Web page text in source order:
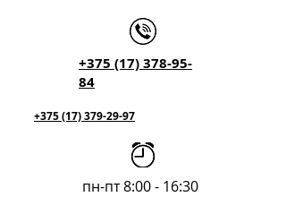
+375 (17) 378-95-
84
пн-пт 8:00 - 16:30
+375 (17) 379-29-97